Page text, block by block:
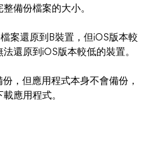
備份檔案的大小。
案還原到B裝置，但iOS版本較
還原到iOS版本較低的裝置。
，但應用程式本身不會備份，
應用程式。